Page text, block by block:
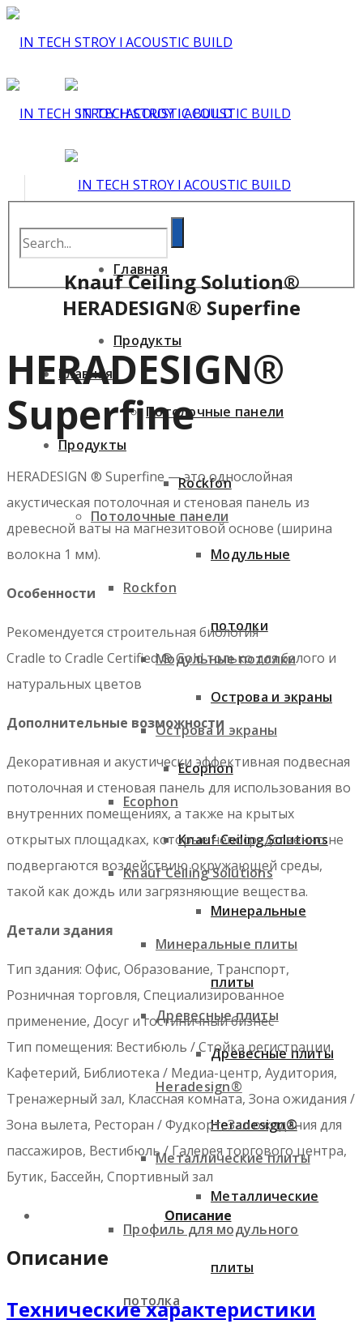
Главная
Продукты
Потолочные панели
Rockfon
Модульные потолки
Острова и экраны
Ecophon
Knauf Ceiling Solutions
Минеральные плиты
Древесные плиты
Heradesign®
Металлические плиты
Профиль для модульного
потолка
Главная
Продукты
Потолочные панели
Rockfon
Модульные
потолки
Острова и экраны
Ecophon
Knauf Ceiling Solutions
Минеральные
плиты
Древесные плиты
Heradesign®
Металлические
плиты
Knauf Ceiling Solution®
HERADESIGN® Superfine
HERADESIGN®
Superfine
HERADESIGN ® Superfine — это однослойная
акустическая потолочная и стеновая панель из
древесной ваты на магнезитовой основе (ширина
волокна 1 мм).
Особенности
Рекомендуется строительная биология
Cradle to Cradle Certified ® Gold только для белого и
натуральных цветов
Дополнительные возможности
Декоративная и акустически эффективная подвесная
потолочная и стеновая панель для использования во
внутренних помещениях, а также на крытых
открытых площадках, которые непосредственно не
подвергаются воздействию окружающей среды,
такой как дождь или загрязняющие вещества.
Детали здания
Тип здания: Офис, Образование, Транспорт,
Розничная торговля, Специализированное
применение, Досуг и гостиничный бизнес
Тип помещения: Вестибюль / Стойка регистрации,
Кафетерий, Библиотека / Медиа-центр, Аудитория,
Тренажерный зал, Классная комната, Зона ожидания /
Зона вылета, Ресторан / Фудкорт, Зал ожидания для
пассажиров, Вестибюль / Галерея торгового центра,
Бутик, Бассейн, Спортивный зал
Описание
Описание
Технические характеристики